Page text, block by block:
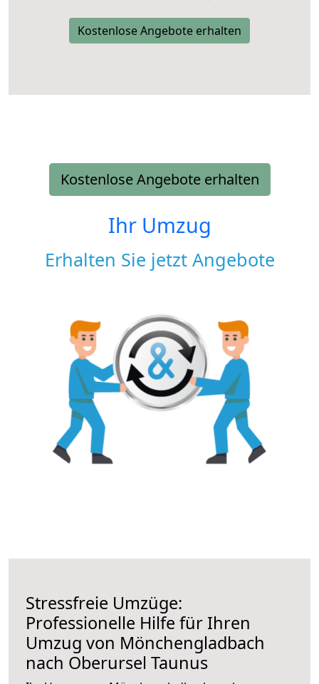
Kostenlose Angebote erhalten
Kostenlose Angebote erhalten
Ihr Umzug
Erhalten Sie jetzt Angebote
Stressfreie Umzüge:
Professionelle Hilfe für Ihren
Umzug von Mönchengladbach
nach Oberursel Taunus